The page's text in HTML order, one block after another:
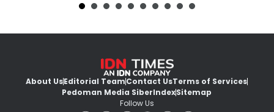
About UsEditorial TeamContact UsTerms of Services
Pedoman Media SiberIndexSitemap
Follow Us